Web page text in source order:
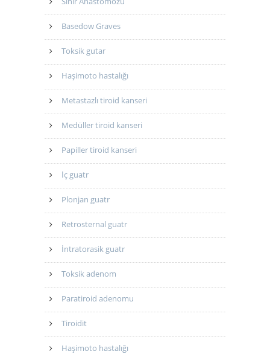
Basedow Graves
Toksik gutar
Haşimoto hastalığı
Metastazlı tiroid kanseri
Medüller tiroid kanseri
Papiller tiroid kanseri
İç guatr
Plonjan guatr
Retrosternal guatr
İntratorasik guatr
Toksik adenom
Paratiroid adenomu
Tiroidit
Haşimoto hastalığı